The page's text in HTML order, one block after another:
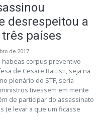
desrespeitou a
países
de 2017
corpus preventivo
de Cesare Battisti, seja na
plenário do STF, seria
tivessem em mente
de participar do assassinato
(e levar a que um ficasse